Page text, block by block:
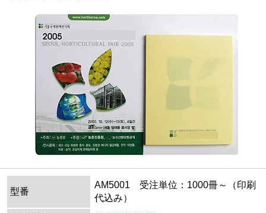
型番
AM5001 受注単位：1000冊～（印刷
代込み）